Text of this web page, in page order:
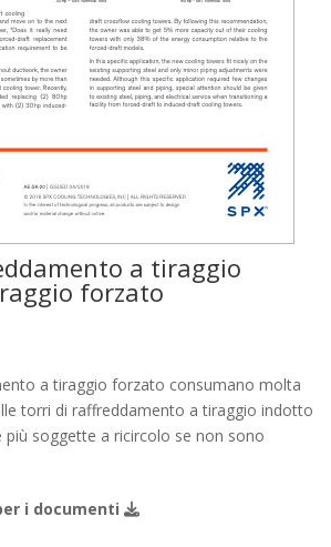
a tiraggio
forzato
a tiraggio forzato consumano molta
torri di raffreddamento a tiraggio indotto
soggette a ricircolo se non sono
i documenti